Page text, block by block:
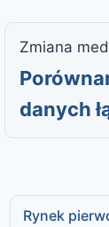
Zmiana
danych
Rynek